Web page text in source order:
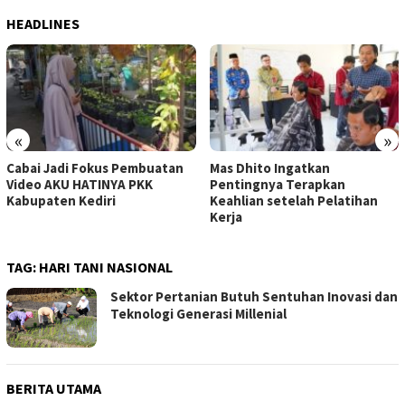
HEADLINES
« »
Cabai Jadi Fokus Pembuatan
Video AKU HATINYA PKK
Kabupaten Kediri
Mas Dhito Ingatkan
Pentingnya Terapkan
Keahlian setelah Pelatihan
Kerja
TAG: HARI TANI NASIONAL
Sektor Pertanian Butuh Sentuhan Inovasi dan
Teknologi Generasi Millenial
BERITA UTAMA